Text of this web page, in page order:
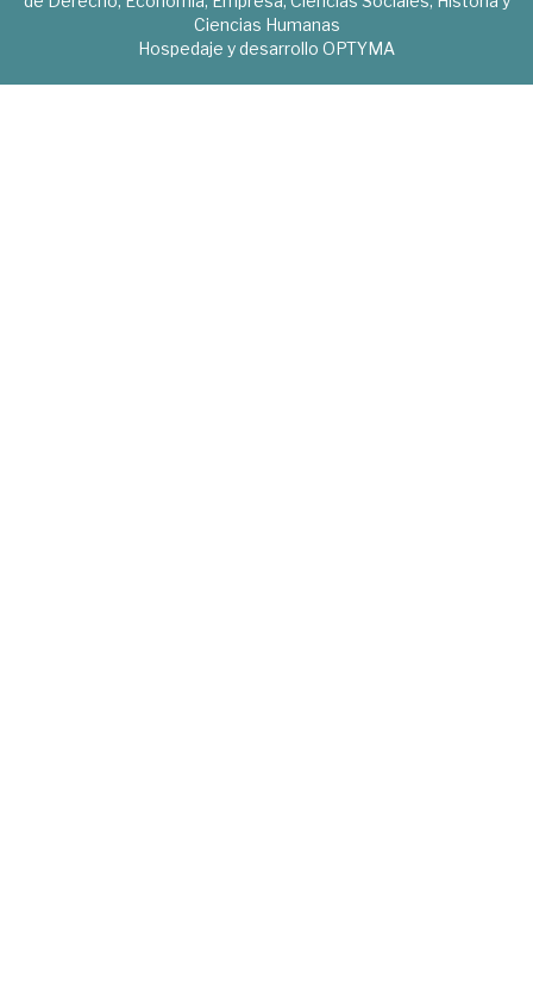
Ciencias Humanas
Hospedaje y desarrollo OPTYMA